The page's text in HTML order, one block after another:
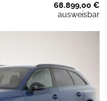
68.899,00 €
ausweisbar